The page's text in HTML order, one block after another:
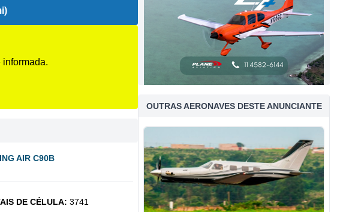
AIR C90B
DE CÉLULA: 3741
OUTRAS AERONAVES DESTE ANUNCIANTE